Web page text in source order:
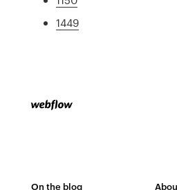
1449
On the blog